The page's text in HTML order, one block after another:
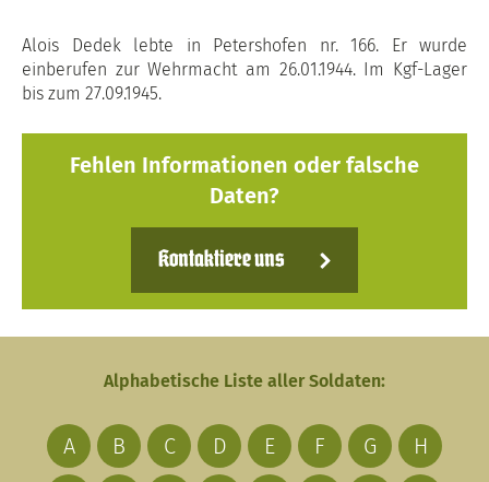
Alois Dedek lebte in Petershofen nr. 166. Er wurde
einberufen zur Wehrmacht am 26.01.1944. Im Kgf-Lager
bis zum 27.09.1945.
Fehlen Informationen oder falsche
Daten?
Kontaktiere uns
Alphabetische Liste aller Soldaten:
A B C D E F G
H